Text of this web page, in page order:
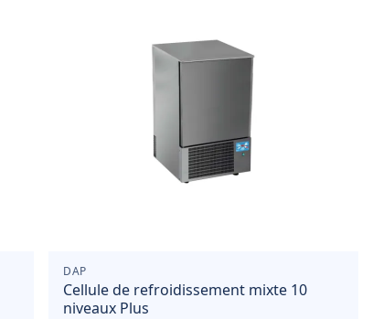
DAP
Cellule de refroidissement mixte 10
niveaux Plus